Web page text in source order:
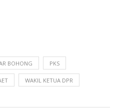
BOHONG PKS
WAKIL KETUA DPR